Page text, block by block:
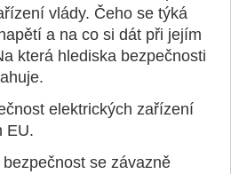
vlády. Čeho se týká
a na co si dát při jejím
která hlediska bezpečnosti
elektrických zařízení
EU.
se závazně